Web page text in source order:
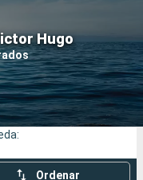
Hugo
Compañías
Ordenar